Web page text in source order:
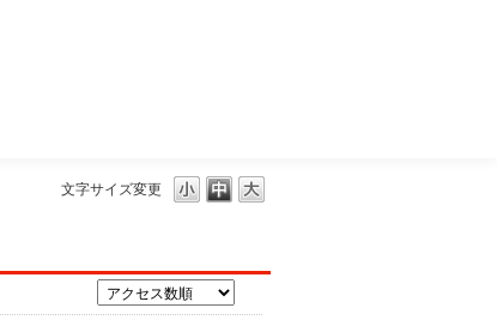
文字サイズ変更